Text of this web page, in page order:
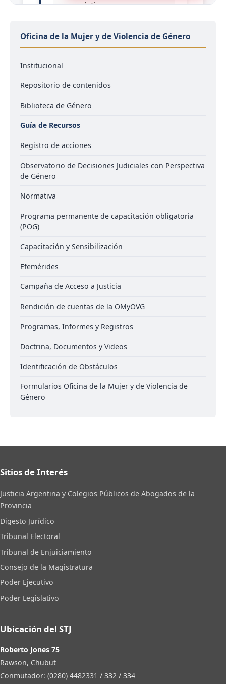
Oficina de la Mujer y de Violencia de Género
Institucional
Repositorio de contenidos
Biblioteca de Género
Guía de Recursos
Registro de acciones
Observatorio de Decisiones Judiciales con Perspectiva
de Género
Normativa
Programa permanente de capacitación obligatoria
(POG)
Capacitación y Sensibilización
Efemérides
Campaña de Acceso a Justicia
Rendición de cuentas de la OMyOVG
Programas, Informes y Registros
Doctrina, Documentos y Videos
Identificación de Obstáculos
Formularios Oficina de la Mujer y de Violencia de
Género
Sitios de Interés
Justicia Argentina y Colegios Públicos de Abogados de la
Provincia
Digesto Jurídico
Tribunal Electoral
Tribunal de Enjuiciamiento
Consejo de la Magistratura
Poder Ejecutivo
Poder Legislativo
Ubicación del STJ
Roberto Jones 75
Rawson, Chubut
Conmutador: (0280) 4482331 / 332 / 334